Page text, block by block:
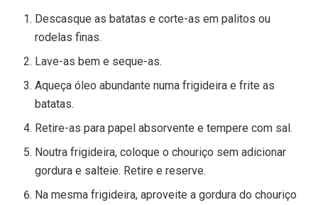
Descasque as batatas e corte-as em palitos ou
rodelas finas.
Lave-as bem e seque-as.
Aqueça óleo abundante numa frigideira e frite as
batatas.
Retire-as para papel absorvente e tempere com sal.
Noutra frigideira, coloque o chouriço sem adicionar
gordura e salteie. Retire e reserve.
Na mesma frigideira, aproveite a gordura do chouriço